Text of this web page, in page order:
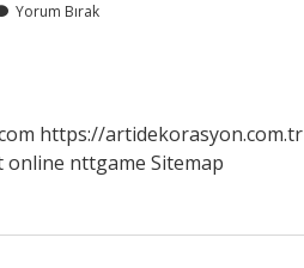
Yorum Bırak
https://artidekorasyon.com.tr
online nttgame Sitemap